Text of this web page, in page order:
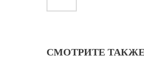
СМОТРИТЕ